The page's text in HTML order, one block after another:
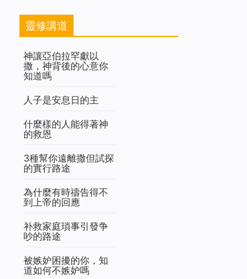
靈修講道
神讓亞伯拉罕獻以
撒，神背後的心意你
知道嗎
人子是安息日的主
什麼樣的人能得著神
的救恩
3種幫你遠離撒但試探
的實行路途
為什麼有時禱告得不
到上帝的回應
补救家庭瑣事引發争
吵的路途
被嫉妒困擾的你，知
道如何不嫉妒嗎